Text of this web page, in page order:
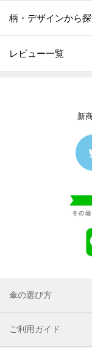
柄・デザインから
レビュー一覧
新
傘の選び方
ご利用ガイド